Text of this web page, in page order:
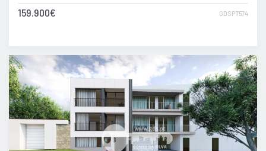
GDSPT574
159.900€